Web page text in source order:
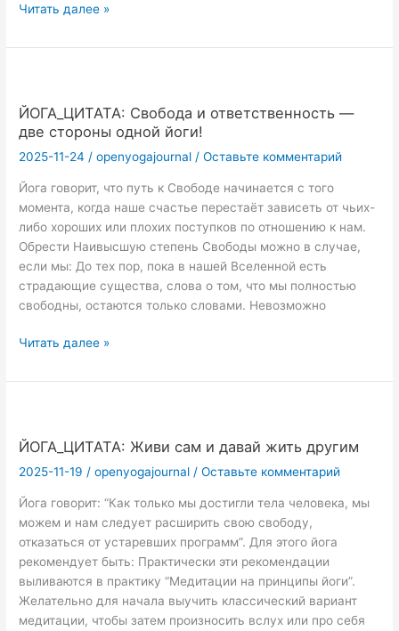
ЙОГА_ЦИТАТА:
йога
путь
«Доброй
Читать далее »
ЙОГА_ЦИТАТА: Свобода и ответственность —
две стороны одной йоги!
2025-11-24 /openyogajournal /Оставьте комментарий
Йога говорит, что путь к Свободе начинается с того
момента, когда наше счастье перестаёт зависеть от чьих-
либо хороших или плохих поступков по отношению к нам.
Обрести Наивысшую степень Свободы можно в случае,
если мы: До тех пор, пока в нашей Вселенной есть
страдающие существа, слова о том, что мы полностью
свободны, остаются только словами. Невозможно
ЙОГА_ЦИТАТА:
и
две
одной
йоги!
Читать далее »
ЙОГА_ЦИТАТА: Живи сам и давай жить другим
2025-11-19 /openyogajournal /Оставьте комментарий
Йога говорит: “Как только мы достигли тела человека, мы
можем и нам следует расширить свою свободу,
отказаться от устаревших программ”. Для этого йога
рекомендует быть: Практически эти рекомендации
выливаются в практику “Медитации на принципы йоги”.
Желательно для начала выучить классический вариант
медитации, чтобы затем произносить вслух или про себя